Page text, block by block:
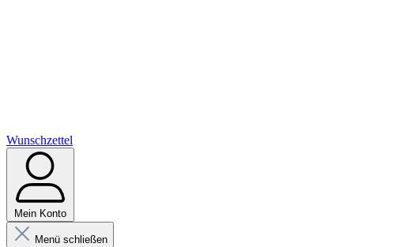
Wunschzettel
Mein Konto
Menü schließen